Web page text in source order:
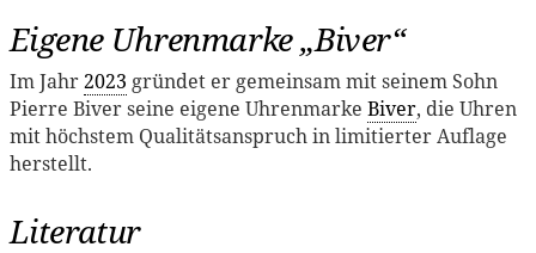
Eigene Uhrenmarke „Biver“
Im Jahr2023 gründet er gemeinsam mit seinem Sohn
Pierre Biver seine eigene Uhrenmarke Biver, die Uhren
mit höchstem Qualitätsanspruch in limitierter Auflage
herstellt.
Literatur